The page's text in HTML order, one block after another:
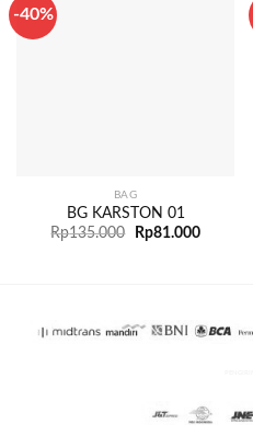
-40%
BAG
BG KARSTON 01
Rp135.000 Rp81.000